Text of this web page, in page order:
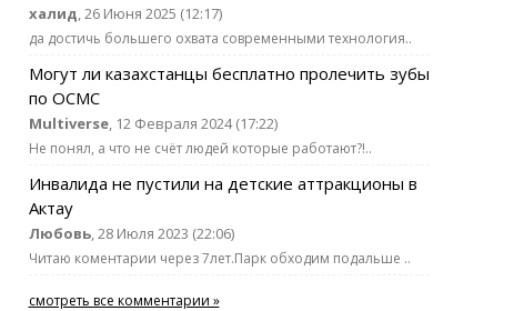
халид, 26 Июня 2025 (12:17)
да достичь большего охвата современными технология..
Могут ли казахстанцы бесплатно пролечить зубы
по ОСМС
Multiverse, 12 Февраля 2024 (17:22)
Не понял, а что не счёт людей которые работают?!..
Инвалида не пустили на детские аттракционы в
Актау
Любовь, 28 Июля 2023 (22:06)
Читаю коментарии через 7лет.Парк обходим подальше ..
смотреть все комментарии »